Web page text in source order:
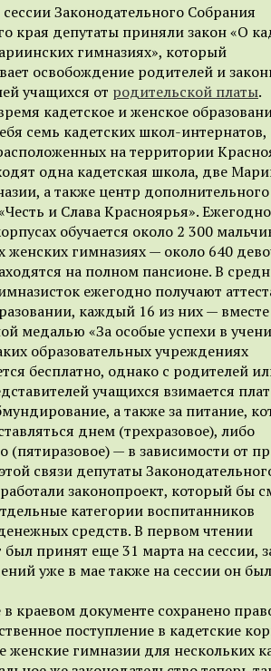
Законодательного Собрания
края депутаты приняли закон «О
гимназиях», который
освобождение родителей и
учащихся от родительской платы.
кадетское и женское
семь кадетских школ-интернатов,
на территории
одна кадетская школа, две
а также центр дополнительного
и Слава Красноярья». Ежегодно
обучается около 2 300
женских гимназиях — около 640
на полном пансионе. В
ежегодно получают
каждый 16 из них — вместе
медалью «За особые успехи в
образовательных учреждениях
бесплатно, однако с родителей
учащихся взимается
а также за питание,
днем (трехразовое), либо
(пятиразовое) — в зависимости от
связи депутаты
законопроект, который бы
категории воспитанников
средств. В первом чтении
был принят еще 31 марта на сессии,
уже в мае также на сессии он
в краевом документе сохранено
поступление в кадетские
женские гимназии для нескольких